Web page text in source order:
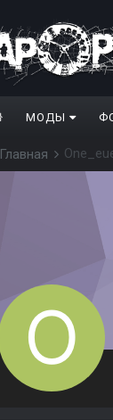
МОДЫ
Главная